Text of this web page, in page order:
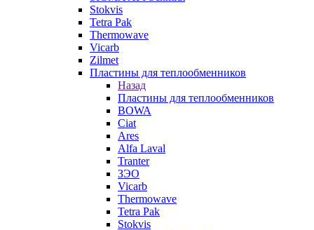
Stokvis
Tetra Pak
Thermowave
Vicarb
Zilmet
Пластины для теплообменников
Назад
Пластины для теплообменников
BOWA
Ciat
Ares
Alfa Laval
Tranter
ЗЭО
Vicarb
Thermowave
Tetra Pak
Stokvis